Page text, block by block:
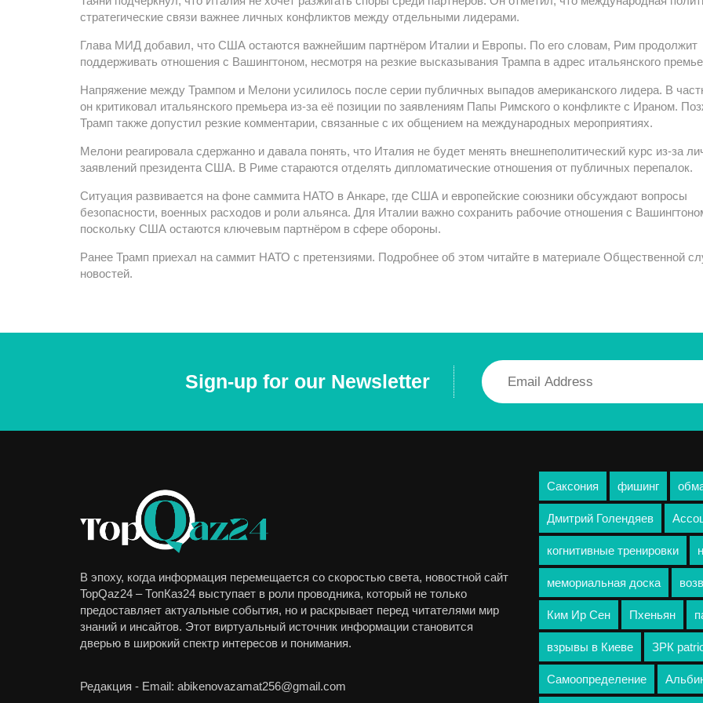
стратегические связи важнее личных конфликтов между отдельными лидерами.
Глава МИД добавил, что США остаются важнейшим партнёром Италии и Европы. По его словам, Рим продолжит
поддерживать отношения с Вашингтоном, несмотря на резкие высказывания Трампа в адрес итальянского
Напряжение между Трампом и Мелони усилилось после серии публичных выпадов американского лидера. В
он критиковал итальянского премьера из-за её позиции по заявлениям Папы Римского о конфликте с Ираном.
Трамп также допустил резкие комментарии, связанные с их общением на международных мероприятиях.
Мелони реагировала сдержанно и давала понять, что Италия не будет менять внешнеполитический курс из-за
заявлений президента США. В Риме стараются отделять дипломатические отношения от публичных перепалок.
Ситуация развивается на фоне саммита НАТО в Анкаре, где США и европейские союзники обсуждают вопросы
безопасности, военных расходов и роли альянса. Для Италии важно сохранить рабочие отношения с
поскольку США остаются ключевым партнёром в сфере обороны.
Ранее Трамп приехал на саммит НАТО с претензиями. Подробнее об этом читайте в материале Общественной
новостей.
Sign-up for our Newsletter
В эпоху, когда информация перемещается со скоростью света, новостной сайт
TopQaz24 – ТопКаз24 выступает в роли проводника, который не только
предоставляет актуальные события, но и раскрывает перед читателями мир
знаний и инсайтов. Этот виртуальный источник информации становится
дверью в широкий спектр интересов и понимания.
Редакция - Email: abikenovazamat256@gmail.com
Саксония фишинг
Дмитрий Голендяев
когнитивные тренировки
мемориальная доска
Ким Ир Сен Пхеньян
взрывы в Киеве ЗРК
Самоопределение